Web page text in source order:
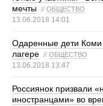
мечты // ОБЩЕСТВО
13.06.2018 14:01
Одаренные дети
лагере // ОБЩЕСТВО
13.06.2018 13:47
Россиянок призвали
иностранцами» во